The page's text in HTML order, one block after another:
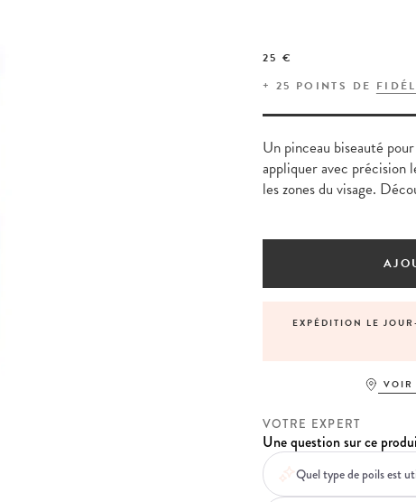
25 €
+ 25 POINTS DE
Un pinceau biseauté
appliquer avec précision
les zones du visage.
AVANT, PENDANT ET APRÈS VOTRE
EXPÉDITION LE
VOIR
VOTRE EXPERT
Une question sur ce
Quel type de poils est